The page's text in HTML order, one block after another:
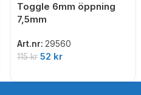
Toggle 6mm öppning
7,5mm
Art.nr: 29560
115kr 52 kr